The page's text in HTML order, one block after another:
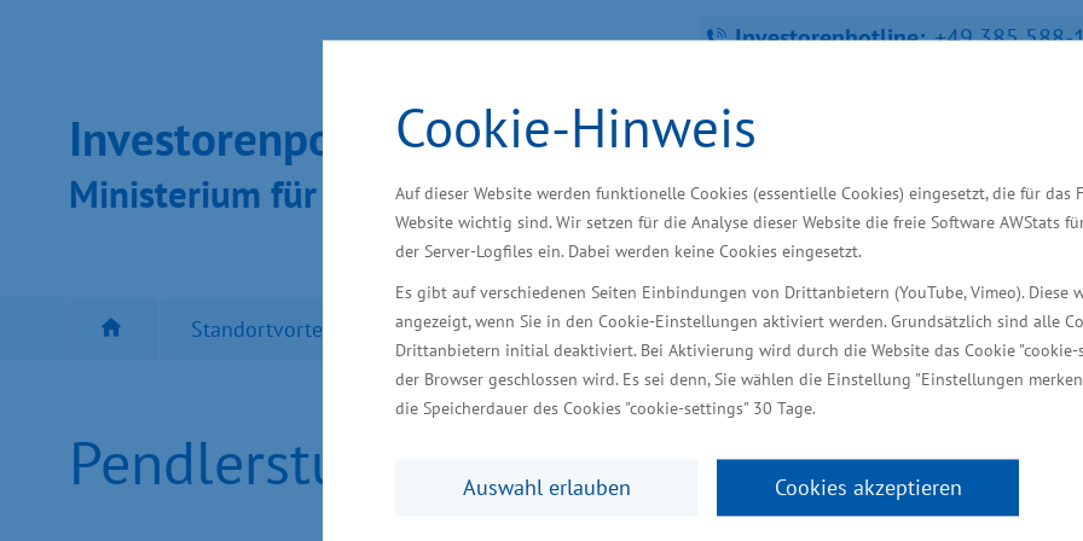
Cookie-Hinweis
Auf dieser Website werden funktionelle Cookies (essentielle Cookies) eingesetzt, die für das
Website wichtig sind. Wir setzen für die Analyse dieser Website die freie Software AWStats
der Server-Logfiles ein. Dabei werden keine Cookies eingesetzt.
Es gibt auf verschiedenen Seiten Einbindungen von Drittanbietern (YouTube, Vimeo). Diese
angezeigt, wenn Sie in den Cookie-Einstellungen aktiviert werden. Grundsätzlich sind alle
Drittanbietern initial deaktiviert. Bei Aktivierung wird durch die Website das Cookie "cookie-
der Browser geschlossen wird. Es sei denn, Sie wählen die Einstellung "Einstellungen
die Speicherdauer des Cookies "cookie-settings" 30 Tage.
Auswahl erlauben Cookies akzeptieren
Investorenhotline: +49 385 588-
Inves­toren­por­tal
Ministeri­um für Wirt­schaft, Infra­struk­tur, Tou­ris­mus und Ar­beit
Standortvorteil MV Besten Standort finden Starke Branchen Wir
Pendlerstudie Mecklenburg-Vorpommern